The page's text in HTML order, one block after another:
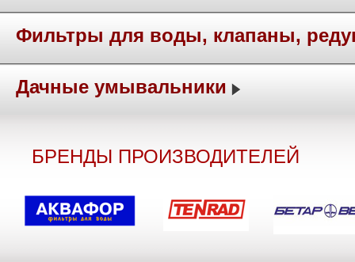
Фильтры для воды, клапаны,
Дачные умывальники
БРЕНДЫ ПРОИЗВОДИТЕЛЕЙ